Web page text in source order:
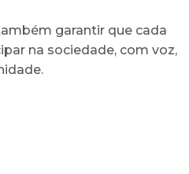
garantir que cada
na sociedade, com voz,